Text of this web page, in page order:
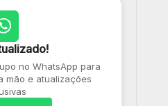
no WhatsApp para
mão e atualizações